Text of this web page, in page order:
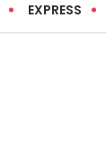
EXPRESS